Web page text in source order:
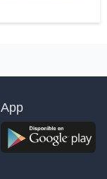
App